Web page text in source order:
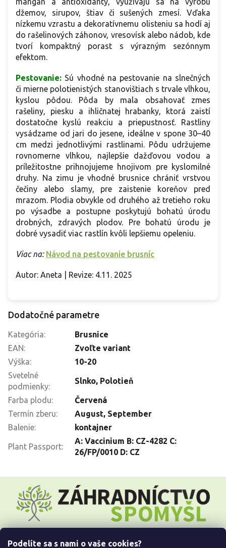
Podelíte sa s nami o vaše cookies?
džemov, sirupov, štiav či sušených zmesí. Vďaka
nízkemu vzrastu a dekoratívnemu olisteniu sa hodí aj
do rašelinových záhonov, vresovísk alebo nádob, kde
tvorí kompaktný porast s výrazným sezónnym
efektom.
Pestovanie: Sú vhodné na pestovanie na slnečných
či mierne polotienistých stanovištiach s trvale vlhkou,
kyslou pôdou. Pôda by mala obsahovať zmes
rašeliny, piesku a ihličnatej hrabanky, ktorá zaistí
dostatočne kyslú reakciu a priepustnosť. Rastliny
vysádzame od jari do jesene, ideálne v spone 30–40
cm medzi jednotlivými rastlinami. Pôdu udržujeme
rovnomerne vlhkou, najlepšie dažďovou vodou a
príležitostne prihnojujeme hnojivom pre kyslomilné
druhy. Na zimu je vhodné brusnice chrániť vrstvou
čečiny alebo slamy, pre zaistenie koreňov pred
mrazom. Plodia obvykle od druhého až tretieho roku
po výsadbe a postupne poskytujú bohatú úrodu
drobných, zdravých plodov. Pre bohatú úrodu je
dobré vysadiť viac rastlín kvôli lepšiemu opeleniu.
Viac na: Návod na pestovanie brusníc
Autor: Aneta | Revize: 4.11. 2025
Dodatočné parametre
Kategória:
Brusnice
EAN:
Zvoľte variant
Výška:
10-20
Svetelné
podmienky:
Slnko, Polotieň
Farba plodu:
Červená
Termín zberu: August, September
Balenie: kontajner
Plant Passport:
A: Vaccinium B: CZ-4282 C:
26/FP/0010 D: CZ
t